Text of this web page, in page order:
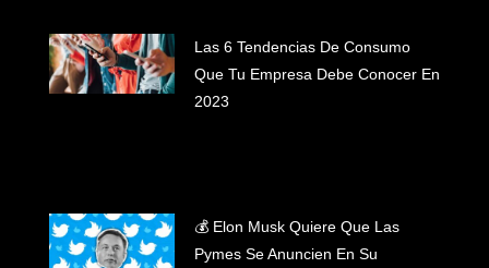
#INICIO
Las 6 Tendencias De Consumo
Que Tu Empresa Debe Conocer En
2023
💰 Elon Musk Quiere Que Las
Pymes Se Anuncien En Su